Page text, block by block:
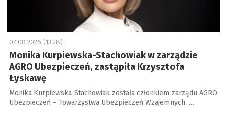
07.08.2026 (13:28)
Monika Kurpiewska-Stachowiak w zarządzie
AGRO Ubezpieczeń, zastąpiła Krzysztofa
Łyskawę
Monika Kurpiewska-Stachowiak została członkiem zarządu AGRO
Ubezpieczeń – Towarzystwa Ubezpieczeń Wzajemnych. …